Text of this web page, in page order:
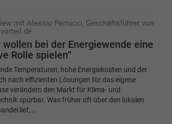
mit Alessio Perrucci, Geschäftsführer von
wollen bei der Energiewende eine
Rolle spielen“
Temperaturen, hohe Energiekosten und der
nach effizienten Lösungen für das eigene
verändern den Markt für Klima- und
spürbar. Was früher oft über den lokalen
lief,…